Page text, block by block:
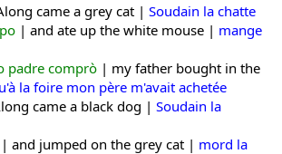
came a grey cat | Soudain la chatte
| and ate up the white mouse | mange
padre comprò | my father bought in the
la foire mon père m'avait achetée
came a black dog | Soudain la
| and jumped on the grey cat | mord la